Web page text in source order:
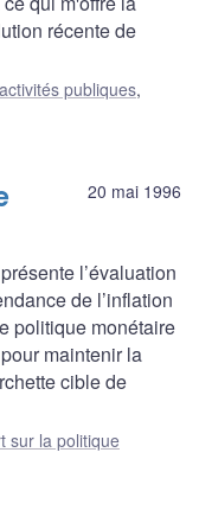
récente de
publiques,
20 mai 1996
l’évaluation
de l’inflation
politique monétaire
maintenir la
cible de
sur la politique